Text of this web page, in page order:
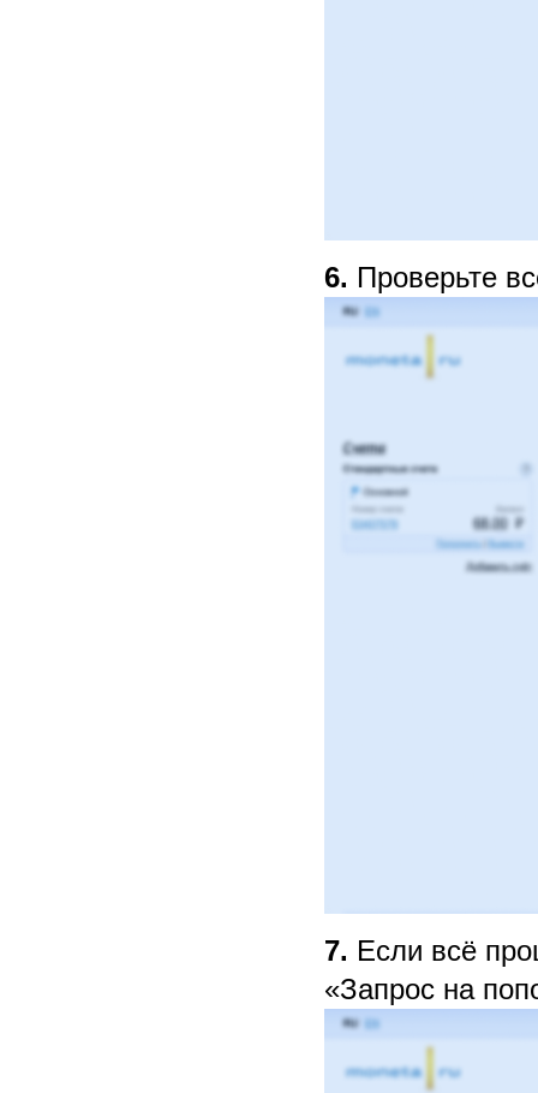
6. Проверьте
7. Если всё
«Запрос на